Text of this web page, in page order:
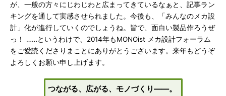
が、一般の方々にじわじわと広まってきているなぁと、記事ラン
キングを通して実感させられました。今後も、「みんなのメカ設
計」化が進行していくのでしょうね。皆で、面白い製品作ろうぜ
っ！ ……というわけで、2014年もMONOist メカ設計フォーラム
をご愛読くださりまことにありがとうございます。来年もどうぞ
よろしくお願い申し上げます。
つながる、広がる、モノづくり――。